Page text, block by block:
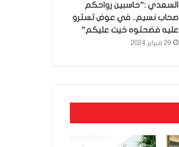
السعدي :”حاسبين رواحكم
صحاب نسيم.. في عوض تسترو
عليه فضحتوه خيت عليكم”
29 فبراير 2024